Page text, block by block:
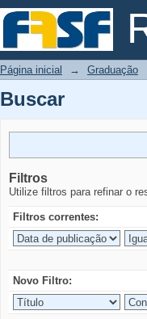
Buscar
Página inicial → Graduação
Buscar
Filtros
Utilize filtros para refinar o
Filtros correntes:
Novo Filtro: